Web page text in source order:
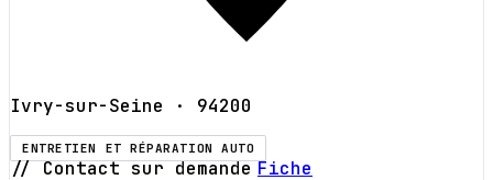
Ivry-sur-Seine · 94200
ENTRETIEN ET RÉPARATION AUTO
// Contact sur demande Fiche